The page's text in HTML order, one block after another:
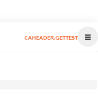
CAHEADER.GETTEST